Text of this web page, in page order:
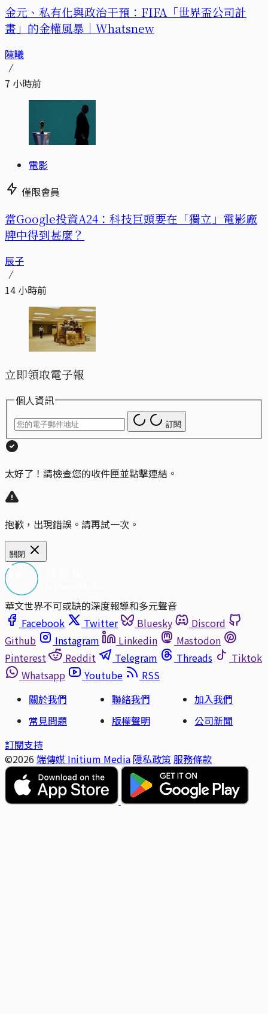
金元、私有化與政治干預：FIFA「世界盃公司計
畫」的金權風暴｜Whatsnew
陳曦
7 小時前
電影
僅限會員
當Google投資A24：科技巨頭要在「獨立」電影廠
牌中得到甚麼？
辰子
14 小時前
立即領取電子報
個人資訊
訂閱
太好了！請檢查您的收件匣並點擊連結。
抱歉，出現錯誤。請再試一次。
關閉
華文世界不可或缺的深度報導和多元聲音
Facebook
Twitter Bluesky
Discord
Github
Instagram Linkedin
Mastodon
Pinterest
Reddit Telegram Threads
Tiktok
Whatsapp
Youtube
RSS
關於我們
聯絡我們
加入我們
常見問題
版權聲明
公司新聞
訂閱支持
©2026 端傳媒 Initium Media 隱私政策 服務條款